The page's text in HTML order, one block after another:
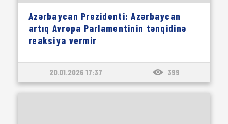
Azərbaycan Prezidenti: Azərbaycan
artıq Avropa Parlamentinin tənqidinə
reaksiya vermir
20.01.2026 17:37 399